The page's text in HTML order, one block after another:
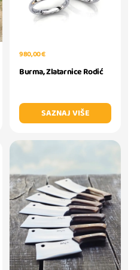
980,00 €
Burma, Zlatarnice Rodić
SAZNAJ VIŠE